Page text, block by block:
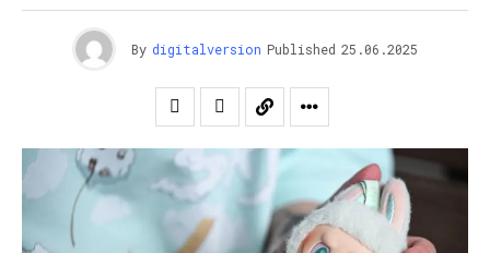
By digitalversion Published 25.06.2025